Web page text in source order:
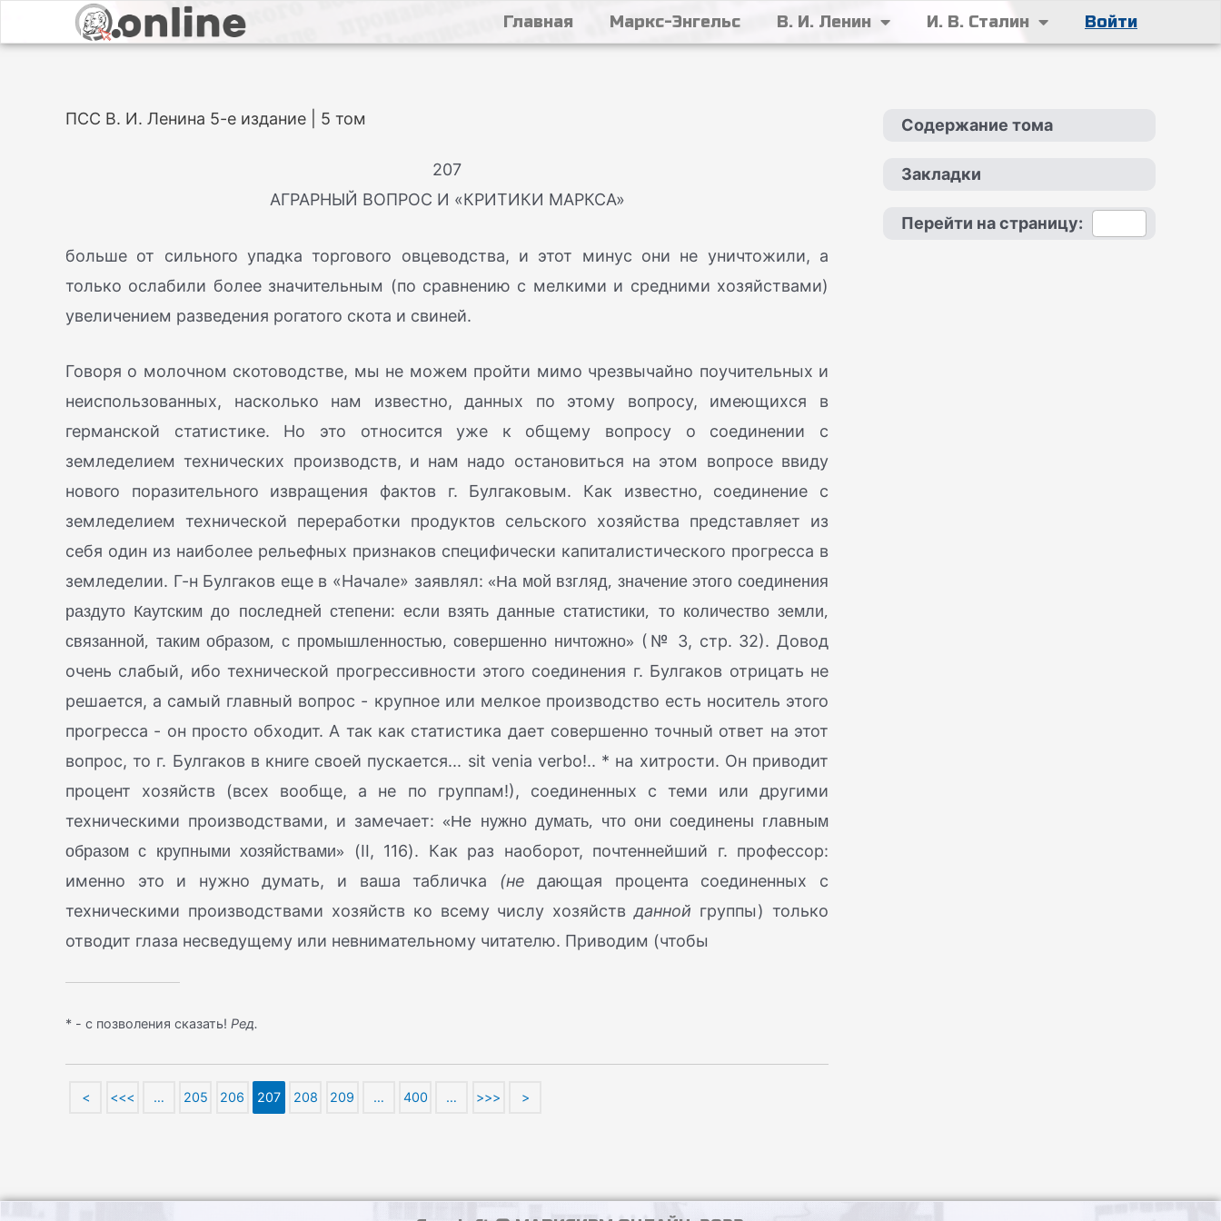
Главная Маркс-Энгельс В. И. Ленин И. В. Сталин Войти
ПСС В. И. Ленина 5-е издание | 5 том
207
АГРАРНЫЙ ВОПРОС И «КРИТИКИ МАРКСА»
больше от сильного упадка торгового овцеводства, и этот минус они не уничтожили, а
только ослабили более значительным (по сравнению с мелкими и средними хозяйствами)
увеличением разведения рогатого скота и свиней.
Говоря о молочном скотоводстве, мы не можем пройти мимо чрезвычайно поучительных и
неиспользованных, насколько нам известно, данных по этому вопросу, имеющихся в
германской статистике. Но это относится уже к общему вопросу о соединении с
земледелием технических производств, и нам надо остановиться на этом вопросе ввиду
нового поразительного извращения фактов г. Булгаковым. Как известно, соединение с
земледелием технической переработки продуктов сельского хозяйства представляет из
себя один из наиболее рельефных признаков специфически капиталистического прогресса в
земледелии. Г-н Булгаков еще в «Начале» заявлял:«На мой взгляд, значение этого соединения
раздуто Каутским до последней степени: если взять данные статистики, то количество земли,
связанной, таким образом, с промышленностью, совершенно ничтожно» (№ 3, стр. 32). Довод
очень слабый, ибо технической прогрессивности этого соединения г. Булгаков отрицать не
решается, а самый главный вопрос - крупное или мелкое производство есть носитель этого
прогресса - он просто обходит. А так как статистика дает совершенно точный ответ на этот
вопрос, то г. Булгаков в книге своей пускается... sit venia verbo!.. * на хитрости. Он приводит
процент хозяйств (всех вообще, а не по группам!), соединенных с теми или другими
техническими производствами, и замечает:«Не нужно думать, что они соединены главным
образом с крупными хозяйствами» (II, 116). Как раз наоборот, почтеннейший г. профессор:
именно это и нужно думать, и ваша табличка (не дающая процента соединенных с
техническими производствами хозяйств ко всему числу хозяйствданной группы) только
отводит глаза несведущему или невнимательному читателю. Приводим (чтобы
* - с позволения сказать! Ред.
< <<< … 205 206 207 208 209 … 400 … >>> >
Содержание тома
Закладки
Перейти на страницу: